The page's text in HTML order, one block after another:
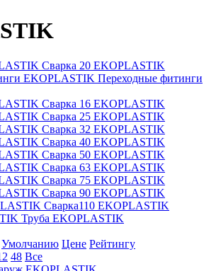
Сварка 20 EKOPLASTIK
Переходные фитинги
Сварка 16 EKOPLASTIK
Сварка 25 EKOPLASTIK
Сварка 32 EKOPLASTIK
Сварка 40 EKOPLASTIK
Сварка 50 EKOPLASTIK
Сварка 63 EKOPLASTIK
Сварка 75 EKOPLASTIK
Сварка 90 EKOPLASTIK
Сварка110 EKOPLASTIK
Труба EKOPLASTIK
Умолчанию Цене Рейтингу
48 Все